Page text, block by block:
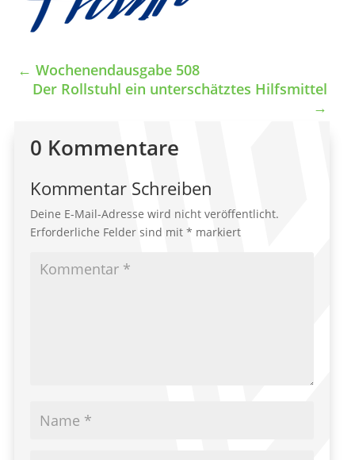
← Wochenendausgabe 508
Der Rollstuhl ein unterschätztes Hilfsmittel
→
0 Kommentare
Kommentar Schreiben
Deine E-Mail-Adresse wird nicht veröffentlicht.
Erforderliche Felder sind mit* markiert